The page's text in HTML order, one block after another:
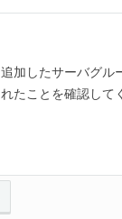
追加したサーバグル
れたことを確認して